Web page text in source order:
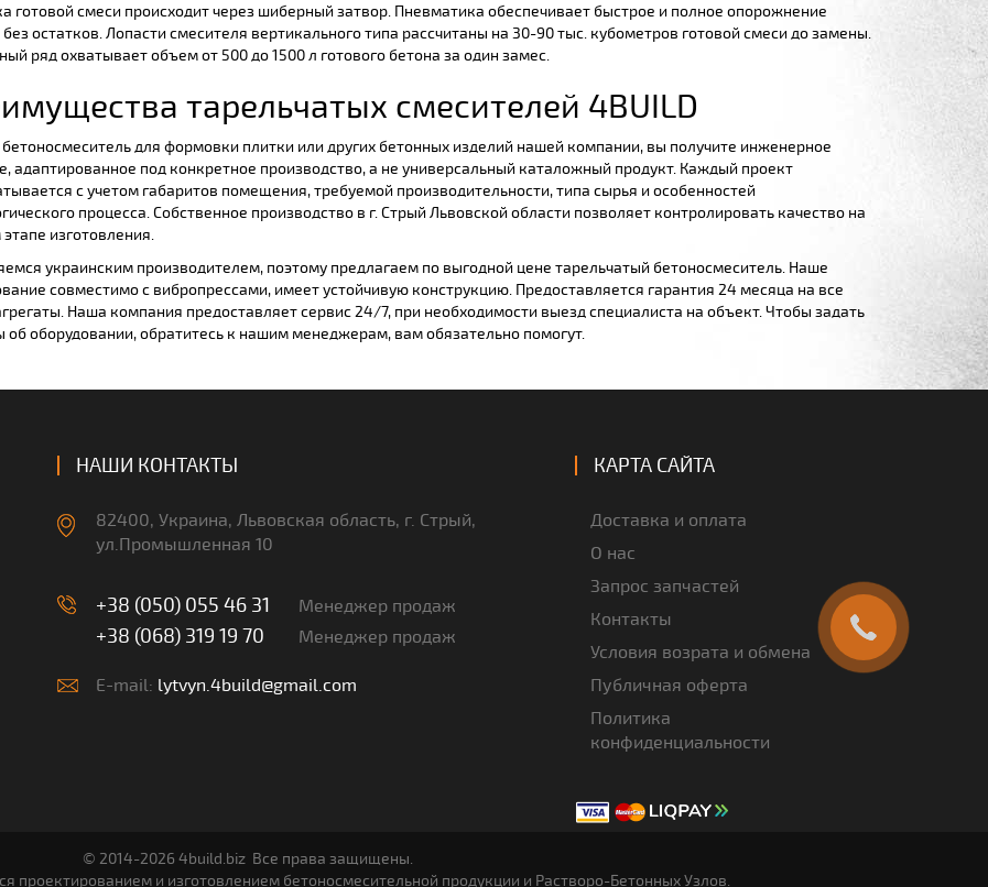
готовой смеси происходит через шиберный затвор. Пневматика обеспечивает быстрое и полное опорожнение
остатков. Лопасти смесителя вертикального типа рассчитаны на 30-90 тыс. кубометров готовой смеси до замены.
ряд охватывает объем от 500 до 1500 л готового бетона за один замес.
тарельчатых смесителей 4BUILD
для формовки плитки или других бетонных изделий нашей компании, вы получите инженерное
адаптированное под конкретное производство, а не универсальный каталожный продукт. Каждый проект
с учетом габаритов помещения, требуемой производительности, типа сырья и особенностей
процесса. Собственное производство в г. Стрый Львовской области позволяет контролировать качество на
изготовления.
украинским производителем, поэтому предлагаем по выгодной цене тарельчатый бетоносмеситель. Наше
совместимо с вибропрессами, имеет устойчивую конструкцию. Предоставляется гарантия 24 месяца на все
Наша компания предоставляет сервис 24/7, при необходимости выезд специалиста на объект. Чтобы задать
об оборудовании, обратитесь к нашим менеджерам, вам обязательно помогут.
НАШИ КОНТАКТЫ
82400, Украина, Львовская область, г. Стрый,
ул.Промышленная 10
+38 (050) 055 46 31 Менеджер продаж
+38 (068) 319 19 70 Менеджер продаж
E-mail: lytvyn.4build@gmail.com
КАРТА САЙТА
Доставка и оплата
О нас
Запрос запчастей
Контакты
Условия возрата и обмена
Публичная оферта
Политика
конфиденциальности
© 2014-2026 4build.biz Все права защищены.
проектированием и изготовлением бетоносмесительной продукции и Растворо-Бетонных Узлов.